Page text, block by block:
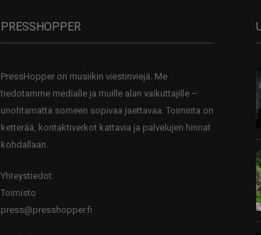
PRESSHOPPER
PressHopper on musiikin viestinviejä. Me
tiedotamme medialle ja muille alan vaikuttajille –
unohtamatta someen sopivaa jaettavaa. Toiminta on
ketterää, kontaktiverkot kattavia ja palvelujen hinnat
kohdallaan.
Yhteystiedot:
Toimisto
press@presshopper.fi